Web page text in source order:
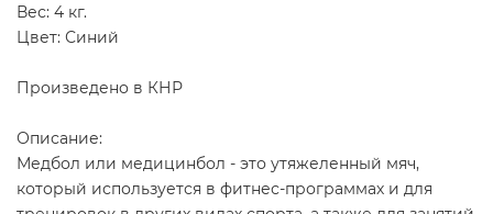
Вес: 4 кг.
Цвет: Синий
Произведено в КНР
Описание:
Медбол или медицинбол - это утяжеленный мяч,
который используется в фитнес-программах и для